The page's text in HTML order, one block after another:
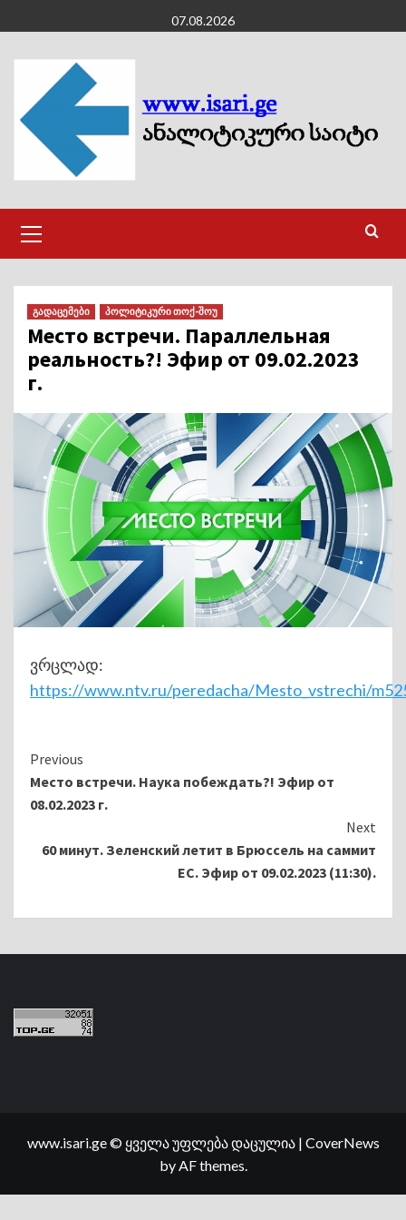
to
content
07.08.2026
Menu
გადაცემები პოლიტიკური თოქ-შოუ
Место встречи. Параллельная
реальность?! Эфир от 09.02.2023
г.
ვრცლად:
https://www.ntv.ru/peredacha/Mesto_vstrechi/
Continue
Reading
Previous
Место встречи. Наука побеждать?! Эфир от
08.02.2023 г.
Next
60 минут. Зеленский летит в Брюссель на саммит
ЕС. Эфир от 09.02.2023 (11:30).
www.isari.ge © ყველა უფლება დაცულია | CoverNews
by AF themes.